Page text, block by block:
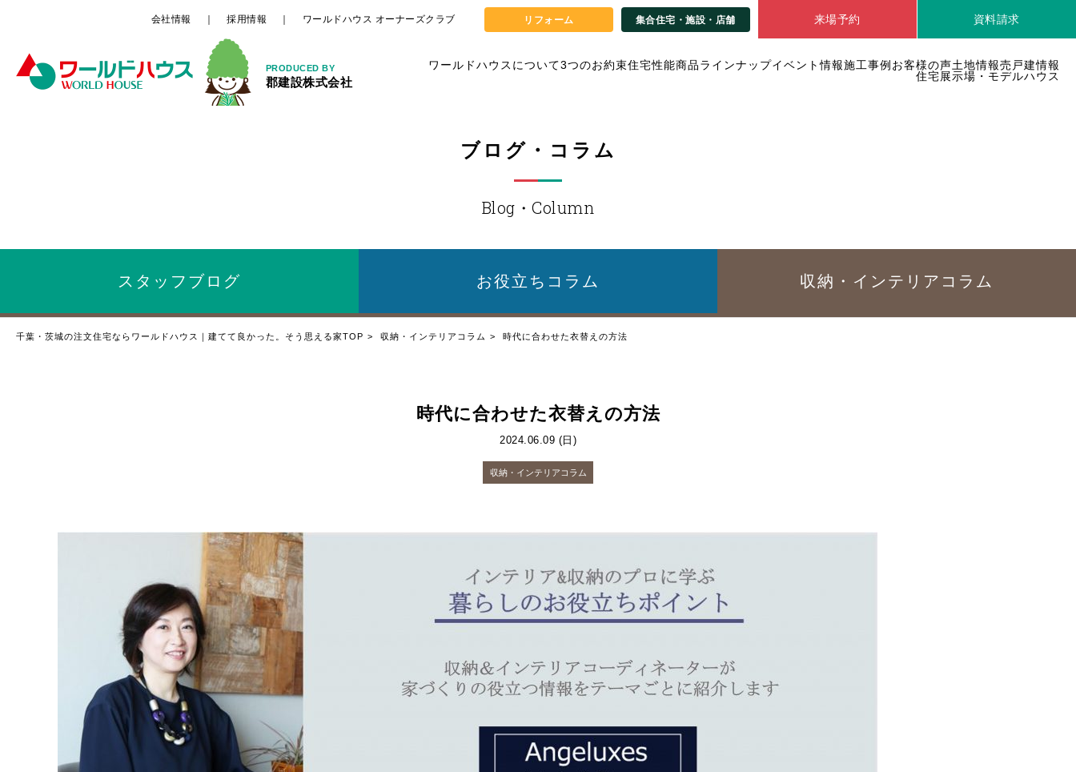
PRODUCED BY
郡建設株式会社
ワールドハウスについて3つのお約束住宅性能商品ラインナップイベント情報施工事例 お客様の声土地情報売戸建情報
住宅展示場・モデルハウス
会社情報 採用情報 ワールドハウス オーナーズクラブ リフォーム 集合住宅・施設・店舗 来場予約 資料請求
ブログ・コラム
Blog・Column
スタッフ ブログ お役立ち コラム 収納・インテリア コラム
千葉・茨城の注文住宅ならワールドハウス｜建てて良かった。そう思える家TOP 収納・インテリアコラム 時代に合わせた衣替えの方法
時代に合わせた衣替えの方法
2024.06.09 (日)
収納・インテリアコラム